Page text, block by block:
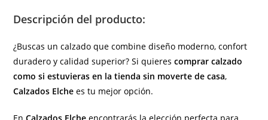
Descripción del producto:
¿Buscas un calzado que combine diseño moderno, confort
duradero y calidad superior? Si quierescomprar calzado
como si estuvieras en la tienda sin moverte de casa,
Calzados Elche es tu mejor opción.